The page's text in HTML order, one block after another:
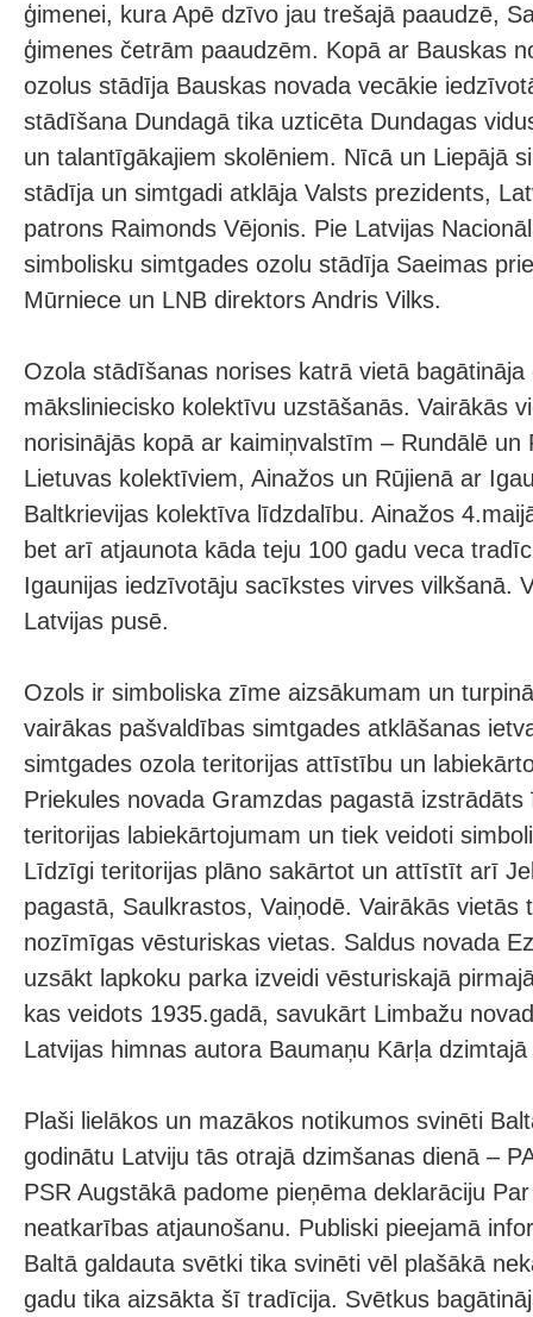
ģimenei, kura Apē dzīvo jau trešajā paaudzē,
ģimenes četrām paaudzēm. Kopā ar Bauskas
ozolus stādīja Bauskas novada vecākie
stādīšana Dundagā tika uzticēta Dundagas
un talantīgākajiem skolēniem. Nīcā un Liepājā
stādīja un simtgadi atklāja Valsts prezidents,
patrons Raimonds Vējonis. Pie Latvijas
simbolisku simtgades ozolu stādīja Saeimas
Mūrniece un LNB direktors Andris Vilks.
Ozola stādīšanas norises katrā vietā bagātināja
māksliniecisko kolektīvu uzstāšanās. Vairākās
norisinājās kopā ar kaimiņvalstīm – Rundālē un
Lietuvas kolektīviem, Ainažos un Rūjienā ar
Baltkrievijas kolektīva līdzdalību. Ainažos
bet arī atjaunota kāda teju 100 gadu veca
Igaunijas iedzīvotāju sacīkstes virves vilkšanā.
Latvijas pusē.
Ozols ir simboliska zīme aizsākumam un
vairākas pašvaldības simtgades atklāšanas
simtgades ozola teritorijas attīstību un
Priekules novada Gramzdas pagastā
teritorijas labiekārtojumam un tiek veidoti
Līdzīgi teritorijas plāno sakārtot un attīstīt arī
pagastā, Saulkrastos, Vaiņodē. Vairākās vietās
nozīmīgas vēsturiskas vietas. Saldus novada
uzsākt lapkoku parka izveidi vēsturiskajā
kas veidots 1935.gadā, savukārt Limbažu
Latvijas himnas autora Baumaņu Kārļa
Plaši lielākos un mazākos notikumos svinēti
godinātu Latviju tās otrajā dzimšanas dienā –
PSR Augstākā padome pieņēma deklarāciju
neatkarības atjaunošanu. Publiski pieejamā
Baltā galdauta svētki tika svinēti vēl plašākā
gadu tika aizsākta šī tradīcija. Svētkus